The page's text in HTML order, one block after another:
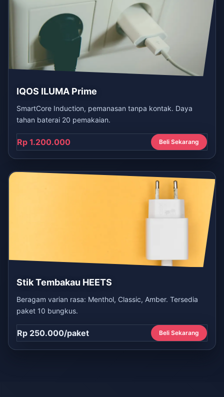
IQOS ILUMA Prime
SmartCore Induction, pemanasan tanpa kontak. Daya
tahan baterai 20 pemakaian.
Rp 1.200.000 Beli Sekarang
Stik Tembakau HEETS
Beragam varian rasa: Menthol, Classic, Amber. Tersedia
paket 10 bungkus.
Rp 250.000/paket Beli Sekarang